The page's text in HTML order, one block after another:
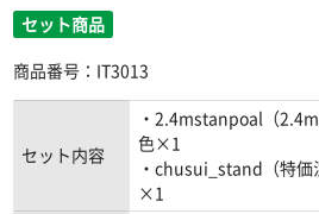
セット商品
商品番号：IT3013
セット内容
・2.4mstanpoal（
色×1
・chusui_stand（特価
×1